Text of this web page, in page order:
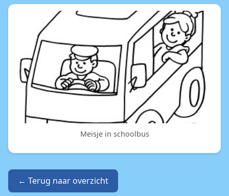
Meisje in schoolbus
← Terug naar overzicht